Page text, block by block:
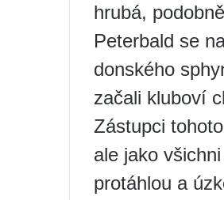
hrubá,
Peterbald se
donského
začali kluboví
Zástupci
ale jako
protáhlou a